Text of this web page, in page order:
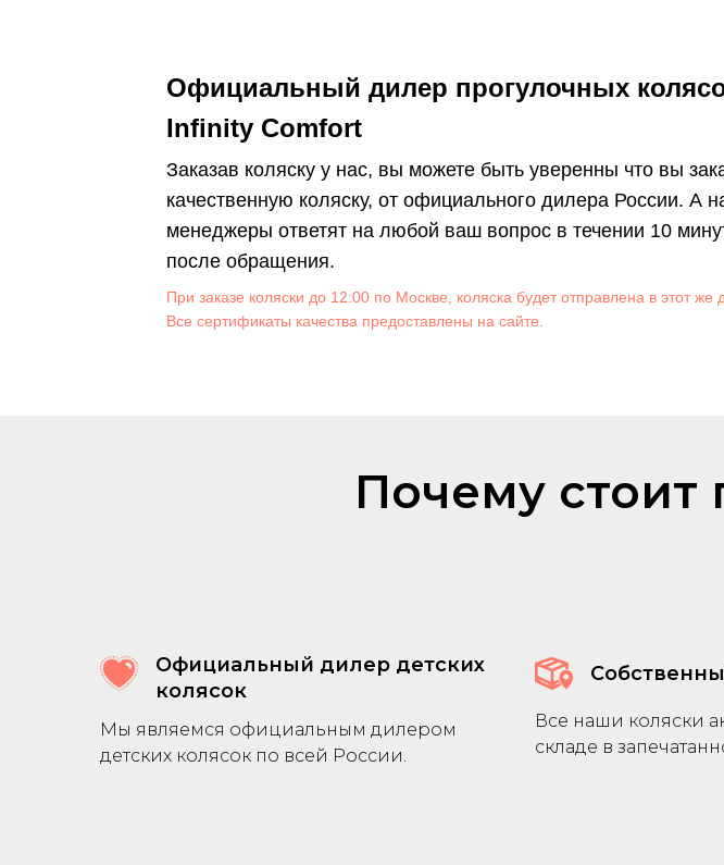
Официальный дилер прогулочных
Infinity Comfort
Заказав коляску у нас, вы можете быть уверенны что вы
качественную коляску, от официального дилера России. А
менеджеры ответят на любой ваш вопрос в течении 10
после обращения.
При заказе коляски до 12:00 по Москве, коляска будет отправлена в этот же
Все сертификаты качества предоставлены на сайте.
Почему стоит
Официальный дилер детских
колясок
Мы являемся официальным дилером
детских колясок по всей России.
Все наши коляски
складе в